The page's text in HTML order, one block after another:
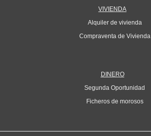
VIVIENDA
Alquiler de vivienda
Compraventa de Vivienda
DINERO
Segunda Oportunidad
Ficheros de morosos